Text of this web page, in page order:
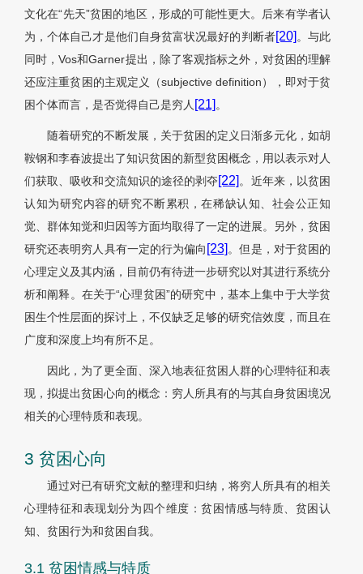
文化在“先天”贫困的地区，形成的可能性更大。后来有学者认
为，个体自己才是他们自身贫富状况最好的判断者[20]。与此
同时，Vos和Garner提出，除了客观指标之外，对贫困的理解
还应注重贫困的主观定义（subjective definition），即对于贫
困个体而言，是否觉得自己是穷人 [21]。
随着研究的不断发展，关于贫困的定义日渐多元化，如胡
鞍钢和李春波提出了知识贫困的新型贫困概念，用以表示对人
们获取、吸收和交流知识的途径的剥夺[22]。近年来，以贫困
认知为研究内容的研究不断累积，在稀缺认知、社会公正知
觉、群体知觉和归因等方面均取得了一定的进展。另外，贫困
研究还表明穷人具有一定的行为偏向 [23]。但是，对于贫困的
心理定义及其内涵，目前仍有待进一步研究以对其进行系统分
析和阐释。在关于“心理贫困”的研究中，基本上集中于大学贫
困生个性层面的探讨上，不仅缺乏足够的研究信效度，而且在
广度和深度上均有所不足。
因此，为了更全面、深入地表征贫困人群的心理特征和表
现，拟提出贫困心向的概念：穷人所具有的与其自身贫困境况
相关的心理特质和表现。
3 贫困心向
通过对已有研究文献的整理和归纳，将穷人所具有的相关
心理特征和表现划分为四个维度：贫困情感与特质、贫困认
知、贫困行为和贫困自我。
3.1 贫困情感与特质